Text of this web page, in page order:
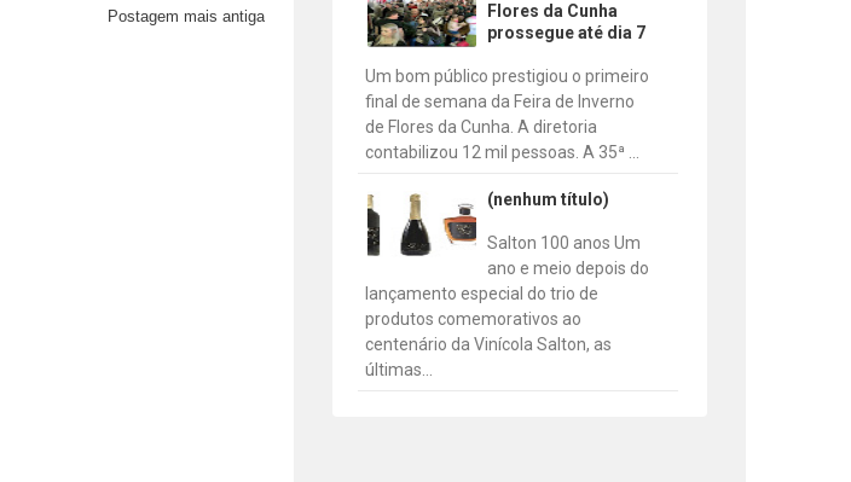
Postagem mais antiga
Flores da Cunha
prossegue até dia 7
Um bom público prestigiou o primeiro
final de semana da Feira de Inverno
de Flores da Cunha. A diretoria
contabilizou 12 mil pessoas. A 35ª ...
(nenhum título)
Salton 100 anos Um
ano e meio depois do
lançamento especial do trio de
produtos comemorativos ao
centenário da Vinícola Salton, as
últimas...